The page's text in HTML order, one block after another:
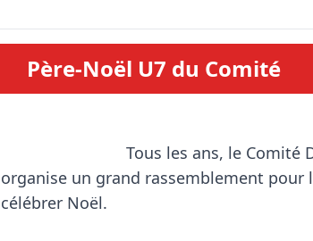
Père-Noël U7 du Comité
                            Tous les ans, le Comité Départemental 49
organise un grand rassemblement pour
célébrer Noël.